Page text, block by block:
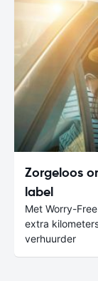
Zorgeloos
label
Met Worry-
extra
verhuurder